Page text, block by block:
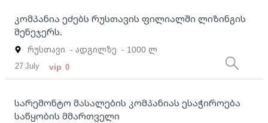
კომპანია ეძებს რუსთავის ფილიალში ლიზინგის
მენეჯერს.
რუსთავი - ადგილზე - 1000 ლ
27 July vip 0
სარემონტო მასალების კომპანიას ესაჭიროება
საწყობის მმართველი